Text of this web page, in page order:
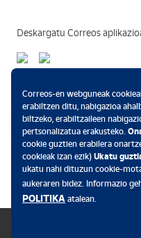
Deskargatu Correos
Correos-en webguneak
erabiltzen ditu, nabigazioa
biltzeko, erabiltzaileen
pertsonalizatua erakusteko.
cookie guztien erabilera
cookieak izan ezik) Ukatu
ukatu nahi dituzun cookie-
aukeraren bidez. Informazio
POLITIKA atalean.